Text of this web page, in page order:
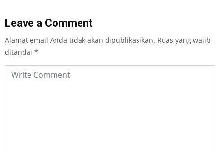
Leave a Comment
Alamat email Anda tidak akan dipublikasikan. Ruas yang wajib
ditandai *